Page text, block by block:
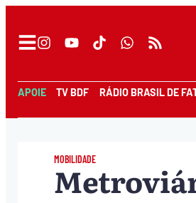
APOIE TV BDF RÁDIO BRASIL DE
MOBILIDADE